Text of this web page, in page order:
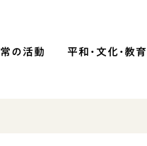
常の活動 平和・文化・教育